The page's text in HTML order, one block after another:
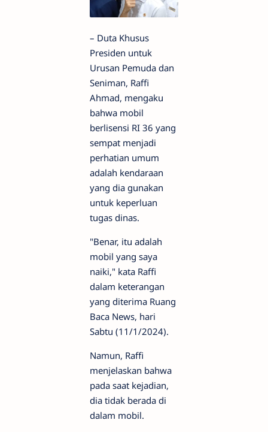
– Duta Khusus
Presiden untuk
Urusan Pemuda dan
Seniman, Raffi
Ahmad, mengaku
bahwa mobil
berlisensi RI 36 yang
sempat menjadi
perhatian umum
adalah kendaraan
yang dia gunakan
untuk keperluan
tugas dinas.
"Benar, itu adalah
mobil yang saya
naiki," kata Raffi
dalam keterangan
yang diterima Ruang
Baca News, hari
Sabtu (11/1/2024).
Namun, Raffi
menjelaskan bahwa
pada saat kejadian,
dia tidak berada di
dalam mobil.